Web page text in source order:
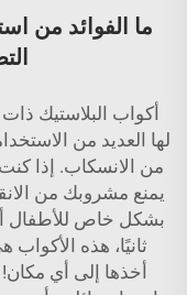
ما الفوائد من
أكواب البلاستيك
لها العديد من
من الانسكاب. إذا
يمنع مشروبك من
بشكل خاص للأطفال
ثانيًا، هذه
أخذها إلى أي